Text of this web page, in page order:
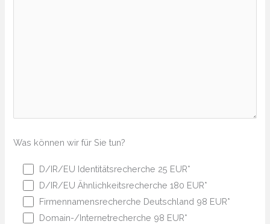
Was können wir für Sie tun?
D/IR/EU Identitätsrecherche 25 EUR*
D/IR/EU Ähnlichkeitsrecherche 180 EUR*
Firmennamensrecherche Deutschland 98 EUR*
Domain-/Internetrecherche 98 EUR*